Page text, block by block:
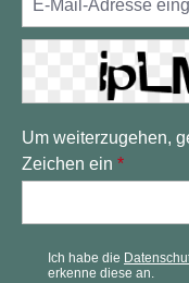
Um weiterzugehen,
Zeichen ein *
Ich habe die
erkenne diese an.